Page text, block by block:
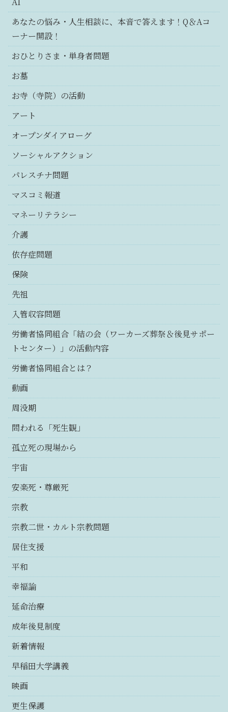
あなたの悩み・人生相談に、本音で答えます！Q＆Aコ
ーナー開設！
おひとりさま・単身者問題
お墓
お寺（寺院）の活動
アート
オープンダイアローグ
ソーシャルアクション
パレスチナ問題
マスコミ報道
マネーリテラシー
介護
依存症問題
保険
先祖
入管収容問題
労働者協同組合「結の会（ワーカーズ葬祭＆後見サポー
トセンター）」の活動内容
労働者協同組合とは？
動画
周没期
問われる「死生観」
孤立死の現場から
宇宙
安楽死・尊厳死
宗教
宗教二世・カルト宗教問題
居住支援
平和
幸福論
延命治療
成年後見制度
新着情報
早稲田大学講義
映画
更生保護